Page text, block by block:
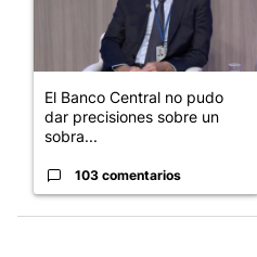
El Banco Central no pudo
dar precisiones sobre un
sobra...
103 comentarios